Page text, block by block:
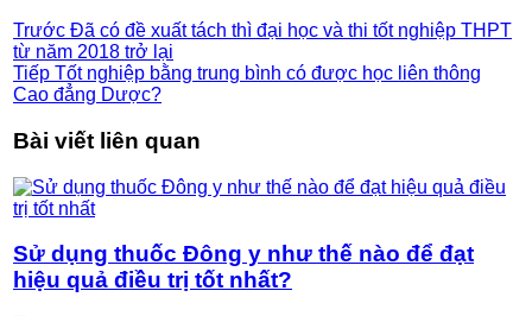
Trước Đã có đề xuất tách thì đại học và thi tốt nghiệp THPT
từ năm 2018 trở lại
Tiếp Tốt nghiệp bằng trung bình có được học liên thông
Cao đẳng Dược?
Bài viết liên quan
Sử dụng thuốc Đông y như thế nào để đạt
hiệu quả điều trị tốt nhất?